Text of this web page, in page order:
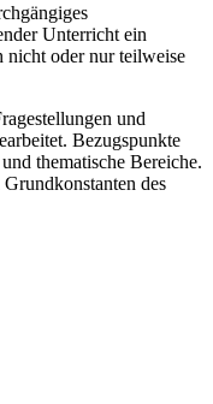
Unterricht ein
nicht oder nur teilweise
und
Bezugspunkte
thematische Bereiche.
des